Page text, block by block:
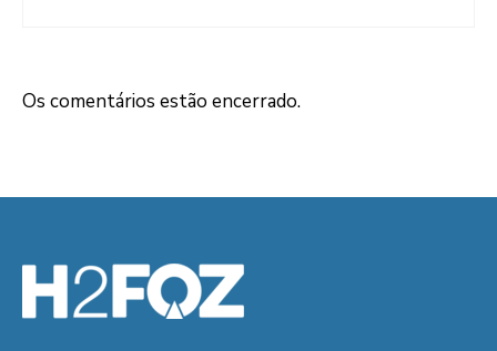
Os comentários estão encerrado.